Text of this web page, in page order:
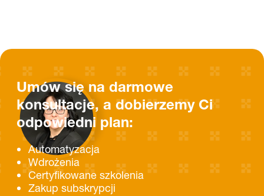
Umów się na darmowe
konsultacje, a dobierzemy Ci
odpowiedni plan:
Automatyzacja
Wdrożenia
Certyfikowane szkolenia
Zakup subskrypcji